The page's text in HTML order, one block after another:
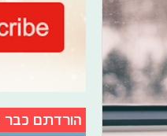
הורדתם כבר